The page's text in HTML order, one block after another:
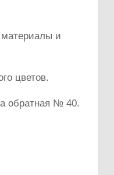
и
цветов.
обратная № 40.